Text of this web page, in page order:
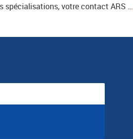
spécialisations, votre contact ARS …